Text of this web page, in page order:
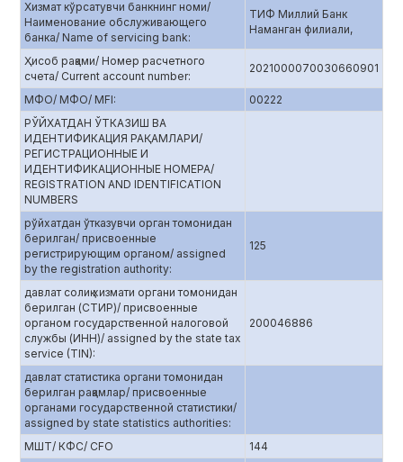
Хизмат кўрсатувчи банкнинг номи/
Наименование обслуживающего
банка/ Name of servicing bank:
ТИФ Миллий Банк
Наманган филиали,
Ҳисоб рақами/ Номер расчетного
счета/ Current account number:
2021000070030660901
МФО/ МФО/ MFI:
00222
РЎЙХАТДАН ЎТКАЗИШ ВА
ИДЕНТИФИКАЦИЯ РАҚАМЛАРИ/
РЕГИСТРАЦИОННЫЕ И
ИДЕНТИФИКАЦИОННЫЕ НОМЕРА/
REGISTRATION AND IDENTIFICATION
NUMBERS
рўйхатдан ўтказувчи орган томонидан
берилган/ присвоенные
регистрирующим органом/ assigned
by the registration authority:
125
давлат солиқ хизмати органи томонидан
берилган (СТИР)/ присвоенные
органом государственной налоговой
службы (ИНН)/ assigned by the state tax
service (TIN):
200046886
давлат статистика органи томонидан
берилган рақамлар/ присвоенные
органами государственной статистики/
assigned by state statistics authorities:
МШТ/ КФС/ CFO
144